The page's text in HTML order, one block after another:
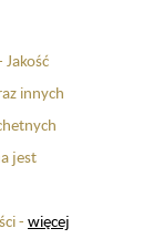
Jakość
innych
jest
- więcej